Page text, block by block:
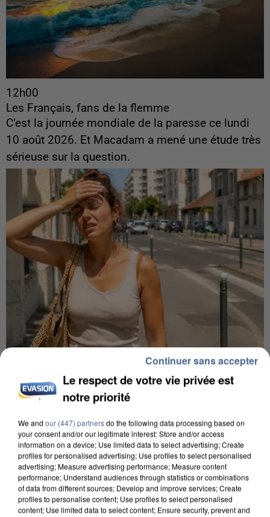
12h00
Les Français, fans de la flemme
C’est la journée mondiale de la paresse ce lundi
10 août 2026. Et Macadam a mené une étude très
sérieuse sur la question.
Une nouvelle canicule va faire chauffer la France
cette semaine
22 départements sont placés en vigilance orange
dès ce lundi 10 août 2026.
Le respect de votre vie privée est
notre priorité
We and our (447) partnersdo the following data processing based on
your consent and/or our legitimate interest: Store and/or access
information on a device; Use limited data to select advertising; Create
profiles for personalised advertising; Use profiles to select personalised
advertising; Measure advertising performance; Measure content
performance; Understand audiences through statistics or combinations
of data from different sources; Develop and improve services; Create
profiles to personalise content; Use profiles to select personalised
content; Use limited data to select content; Ensure security, prevent and
Continuer sans accepter